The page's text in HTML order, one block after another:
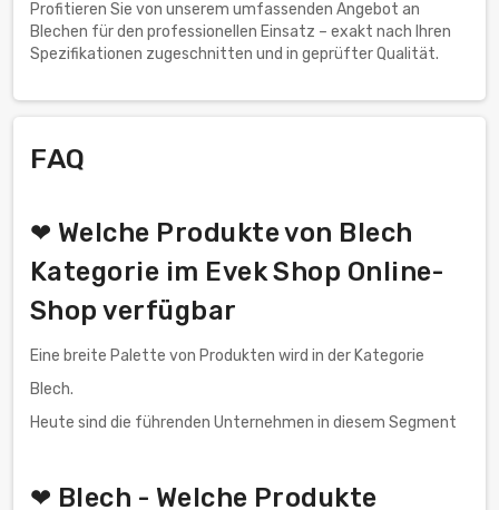
Profitieren Sie von unserem umfassenden Angebot an
Blechen für den professionellen Einsatz – exakt nach Ihren
Spezifikationen zugeschnitten und in geprüfter Qualität.
FAQ
❤ Welche Produkte von Blech
Kategorie im Evek Shop Online-
Shop verfügbar
Eine breite Palette von Produkten wird in der Kategorie
Blech.
Heute sind die führenden Unternehmen in diesem Segment
❤ Blech - Welche Produkte